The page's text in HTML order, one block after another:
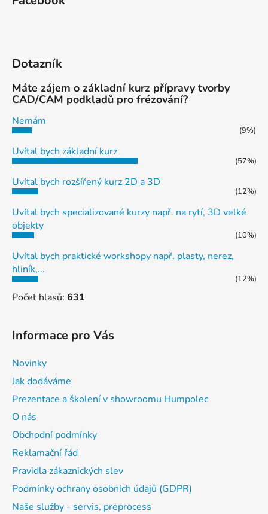
Dotazník
Máte zájem o základní kurz přípravy tvorby
CAD/CAM podkladů pro frézování?
Nemám
(9%)
Uvítal bych základní kurz
(57%)
Uvítal bych rozšířený kurz 2D a 3D
(12%)
Uvítal bych specializované kurzy např. na rytí, 3D velké
objekty
(10%)
Uvítal bych praktické workshopy např. plasty, nerez,
hliník,...
(12%)
Počet hlasů: 631
Informace pro Vás
Novinky
Jak dodáváme
Prezentace a školení v showroomu Humpolec
O nás
Obchodní podmínky
Reklamační řád
Pravidla zákaznických slev
Podmínky ochrany osobních údajů (GDPR)
Naše služby - servis, preprocess